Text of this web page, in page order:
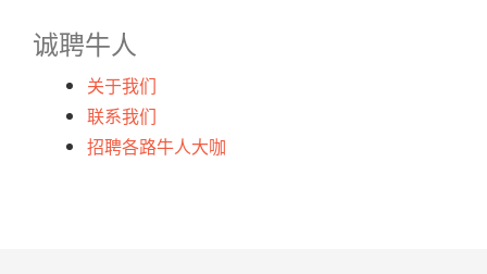
诚聘牛人
关于我们
联系我们
招聘各路牛人大咖